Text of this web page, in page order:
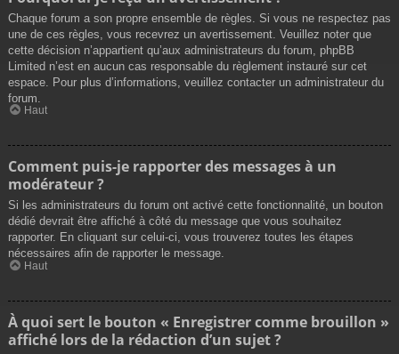
Chaque forum a son propre ensemble de règles. Si vous ne respectez pas
une de ces règles, vous recevrez un avertissement. Veuillez noter que
cette décision n’appartient qu’aux administrateurs du forum, phpBB
Limited n’est en aucun cas responsable du règlement instauré sur cet
espace. Pour plus d’informations, veuillez contacter un administrateur du
forum.
Haut
Comment puis-je rapporter des messages à un
modérateur ?
Si les administrateurs du forum ont activé cette fonctionnalité, un bouton
dédié devrait être affiché à côté du message que vous souhaitez
rapporter. En cliquant sur celui-ci, vous trouverez toutes les étapes
nécessaires afin de rapporter le message.
Haut
À quoi sert le bouton « Enregistrer comme brouillon »
affiché lors de la rédaction d’un sujet ?